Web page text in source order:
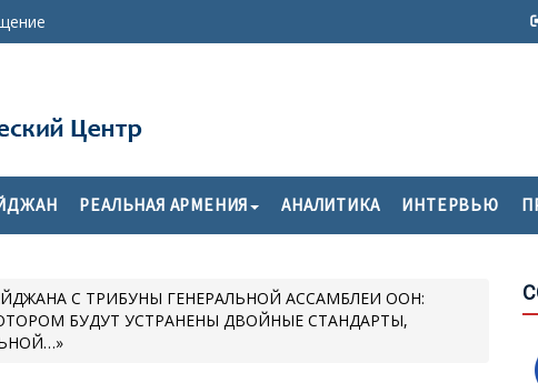
РЕАЛЬНАЯ АРМЕНИЯ АНАЛИТИКА ИНТЕРВЬЮ
С ТРИБУНЫ ГЕНЕРАЛЬНОЙ АССАМБЛЕИ ООН:
БУДУТ УСТРАНЕНЫ ДВОЙНЫЕ СТАНДАРТЫ,